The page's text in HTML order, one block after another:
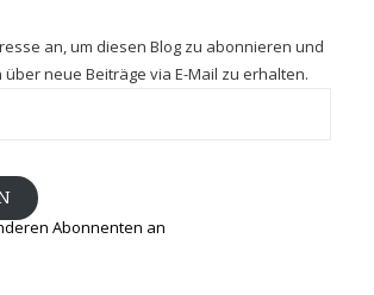
an, um diesen Blog zu abonnieren und
neue Beiträge via E-Mail zu erhalten.
Abonnenten an